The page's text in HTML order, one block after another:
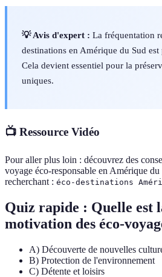
💡 Avis d'expert : La fréquentation
destinations en Amérique du Sud
Cela devient essentiel pour la
uniques.
📺 Ressource Vidéo
Pour aller plus loin : découvrez des
voyage éco-responsable en Amérique
recherchant : éco-destinations
Quiz rapide : Quelle est
motivation des éco-
A) Découverte de nouvelles
B) Protection de l'environnement
C) Détente et loisirs